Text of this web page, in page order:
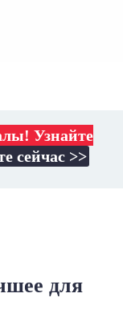
Узнайте
сейчас >>
для